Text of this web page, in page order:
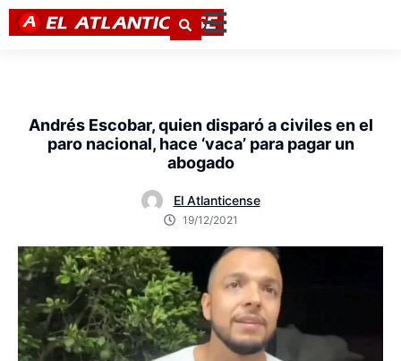
Andrés Escobar, quien disparó a civiles en el
paro nacional, hace ‘vaca’ para pagar un
abogado
El Atlanticense
19/12/2021